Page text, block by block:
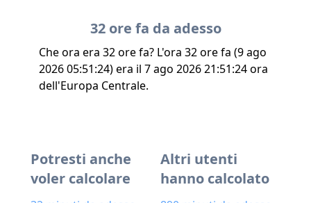
32 ore fa da adesso
Che ora era 32 ore fa? L'ora 32 ore fa (9 ago
2026 05:51:24) era il 7 ago 2026 21:51:24 ora
dell'Europa Centrale.
Potresti anche
voler calcolare
Altri utenti
hanno calcolato